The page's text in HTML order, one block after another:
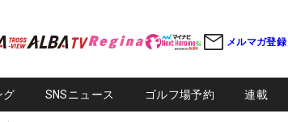
メルマガ登録
グ SNSニュース ゴルフ場予約 連載